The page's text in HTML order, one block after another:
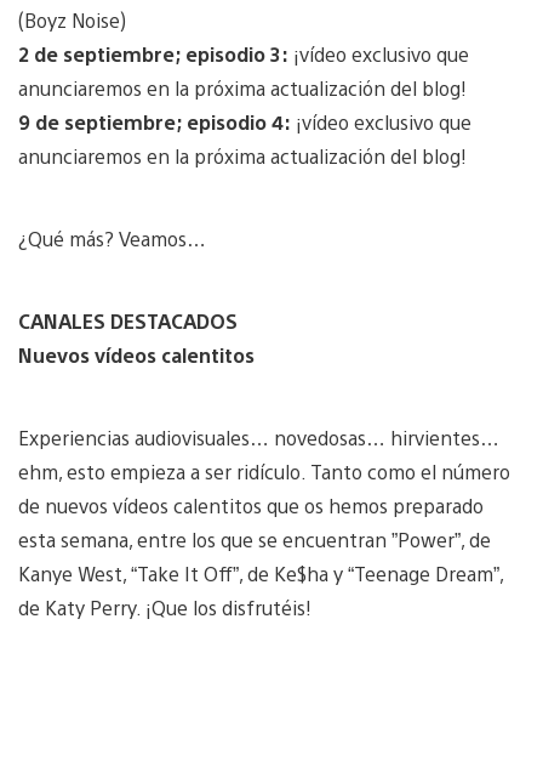
(Boyz Noise)
2 de septiembre; episodio 3: ¡vídeo exclusivo que
anunciaremos en la próxima actualización del blog!
9 de septiembre; episodio 4: ¡vídeo exclusivo que
anunciaremos en la próxima actualización del blog!
¿Qué más? Veamos…
CANALES DESTACADOS
Nuevos vídeos calentitos
Experiencias audiovisuales… novedosas… hirvientes…
ehm, esto empieza a ser ridículo. Tanto como el número
de nuevos vídeos calentitos que os hemos preparado
esta semana, entre los que se encuentran ”Power”, de
Kanye West, “Take It Off”, de Ke$ha y “Teenage Dream”,
de Katy Perry. ¡Que los disfrutéis!